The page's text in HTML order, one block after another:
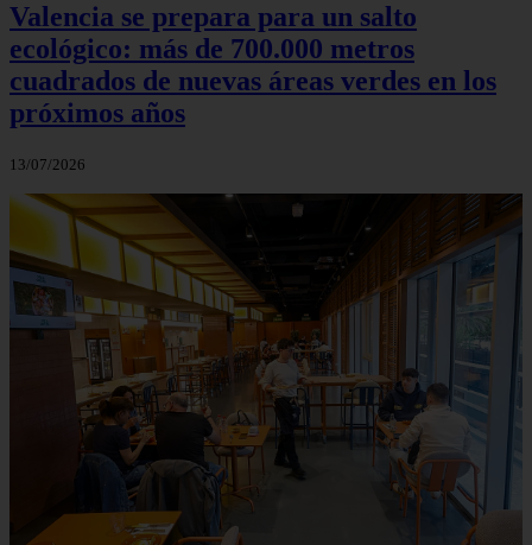
Valencia se prepara para un salto
ecológico: más de 700.000 metros
cuadrados de nuevas áreas verdes en los
próximos años
13/07/2026